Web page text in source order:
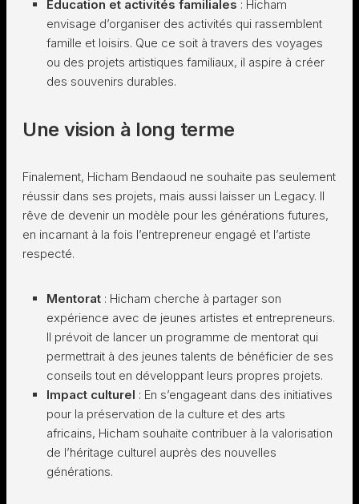
Éducation et activités familiales : Hicham
envisage d’organiser des activités qui rassemblent
famille et loisirs. Que ce soit à travers des voyages
ou des projets artistiques familiaux, il aspire à créer
des souvenirs durables.
Une vision à long terme
Finalement, Hicham Bendaoud ne souhaite pas seulement
réussir dans ses projets, mais aussi laisser un Legacy. Il
rêve de devenir un modèle pour les générations futures,
en incarnant à la fois l’entrepreneur engagé et l’artiste
respecté.
Mentorat : Hicham cherche à partager son
expérience avec de jeunes artistes et entrepreneurs.
Il prévoit de lancer un programme de mentorat qui
permettrait à des jeunes talents de bénéficier de ses
conseils tout en développant leurs propres projets.
Impact culturel : En s’engageant dans des initiatives
pour la préservation de la culture et des arts
africains, Hicham souhaite contribuer à la valorisation
de l’héritage culturel auprès des nouvelles
générations.